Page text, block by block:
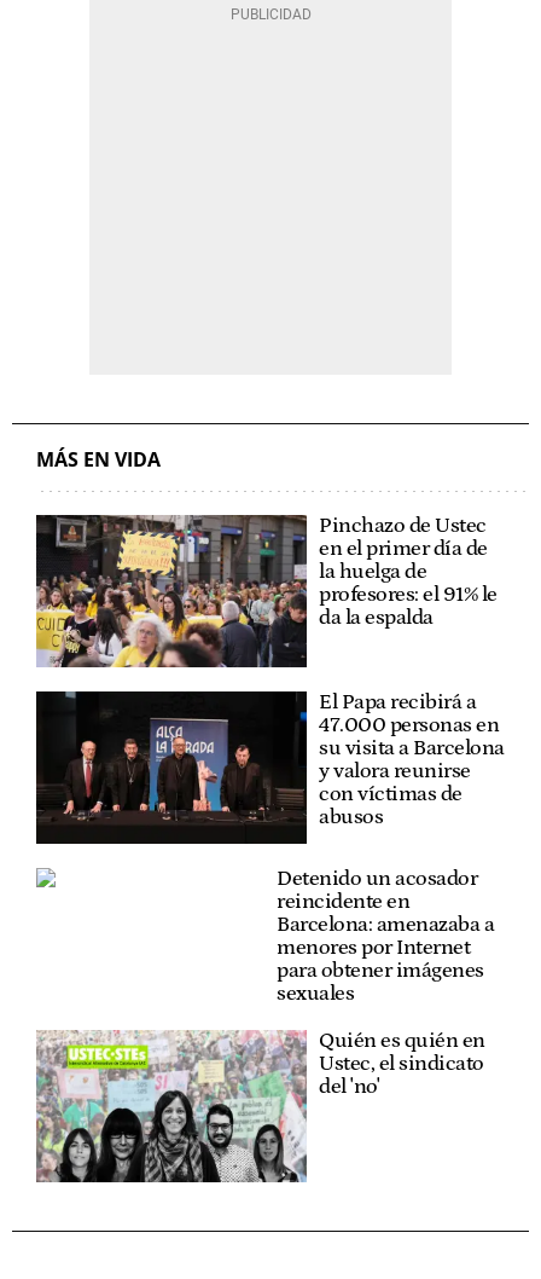
MÁS EN VIDA
Pinchazo de Ustec
en el primer día de
la huelga de
profesores: el 91% le
da la espalda
El Papa recibirá a
47.000 personas en
su visita a Barcelona
y valora reunirse
con víctimas de
abusos
Detenido un acosador
reincidente en
Barcelona: amenazaba a
menores por Internet
para obtener imágenes
sexuales
Quién es quién en
Ustec, el sindicato
del 'no'